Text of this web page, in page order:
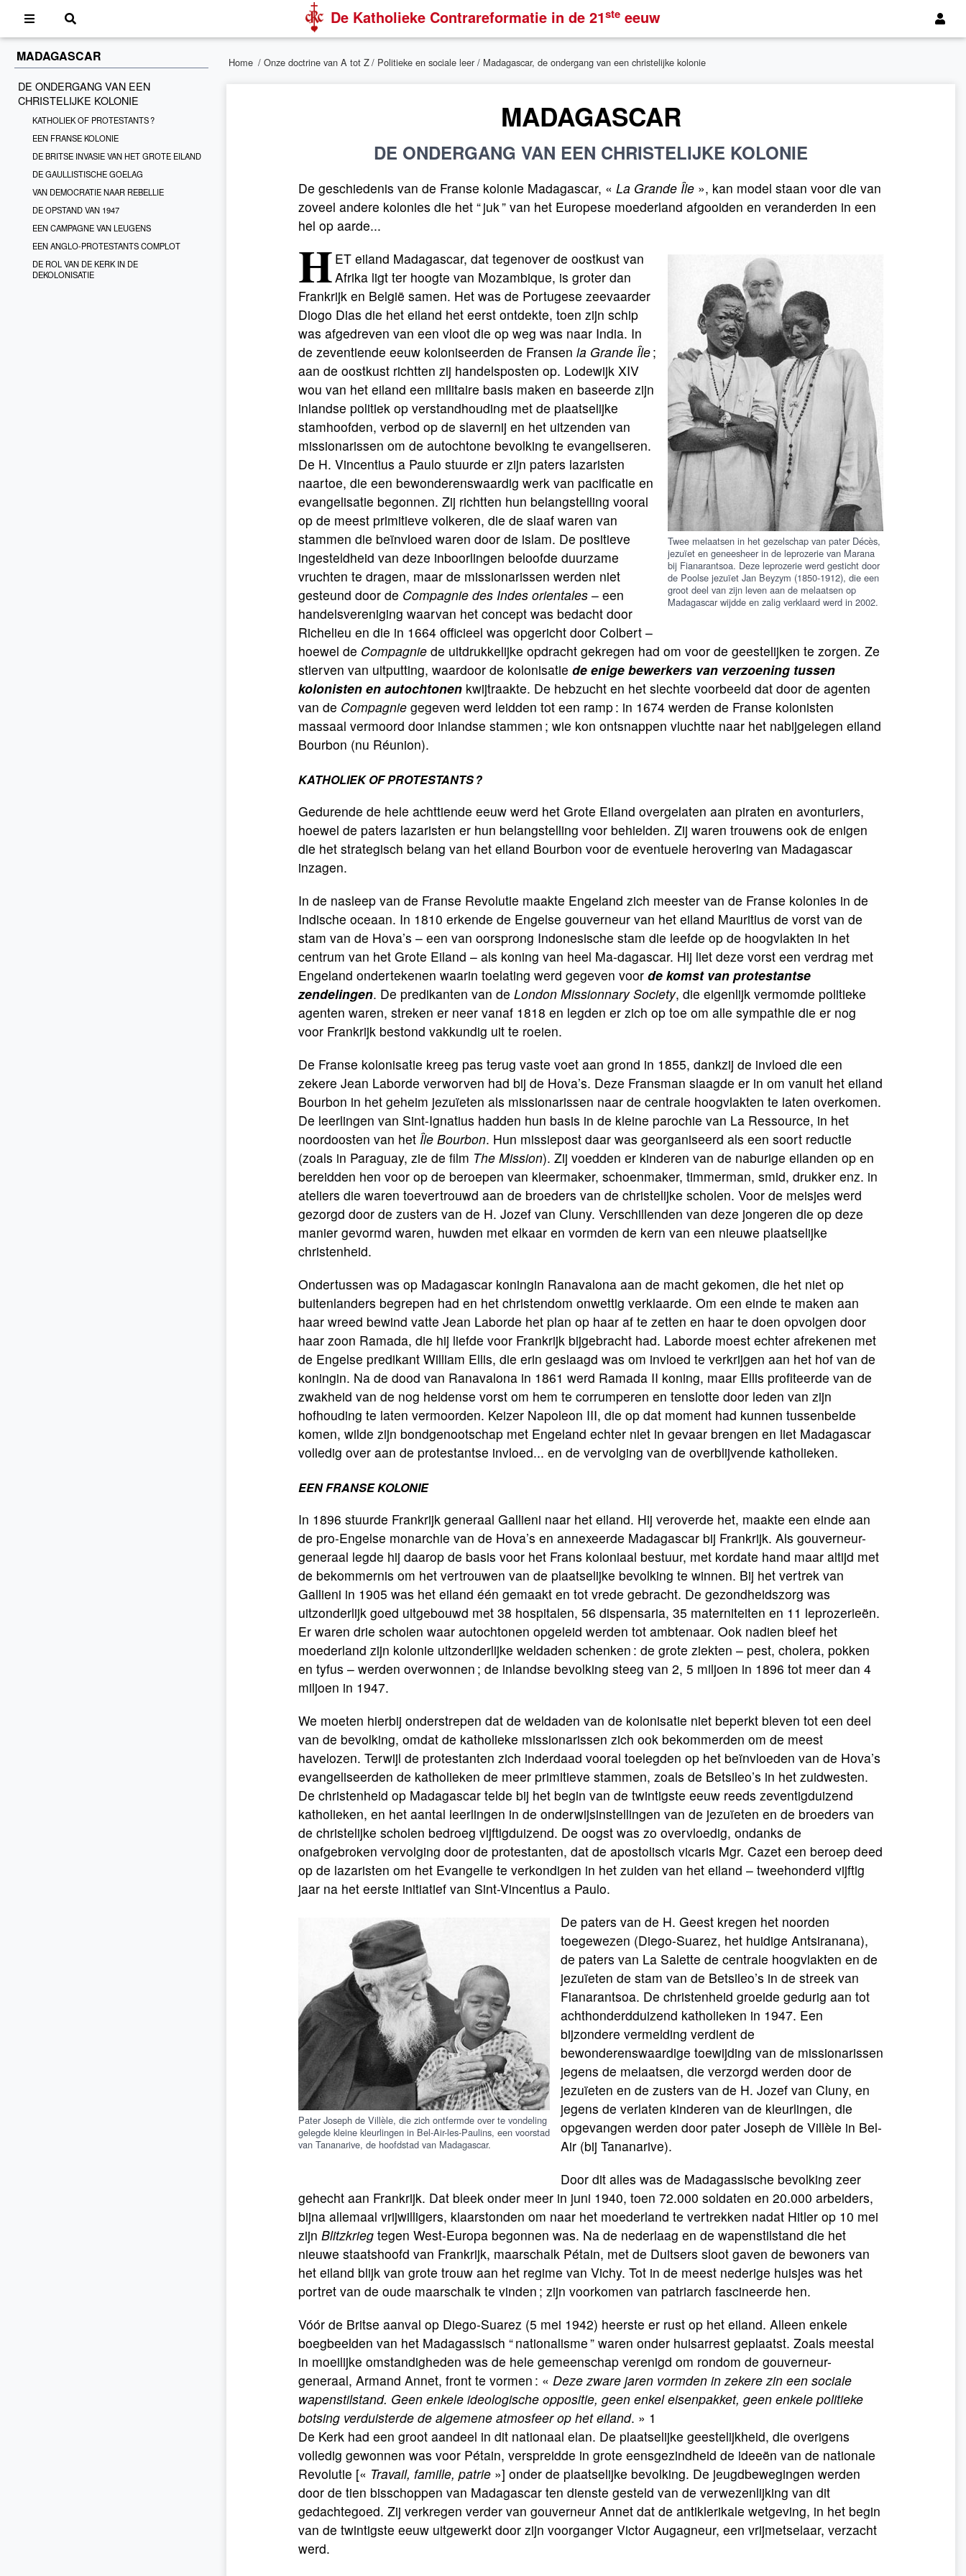
De Katholieke Contrareformatie in de 21ste eeuw
MADAGASCAR
DE ONDERGANG VAN EEN
CHRISTELIJKE KOLONIE
KATHOLIEK OF PROTESTANTS ?
EEN FRANSE KOLONIE
DE BRITSE INVASIE VAN HET GROTE EILAND
DE GAULLISTISCHE GOELAG
VAN DEMOCRATIE NAAR REBELLIE
DE OPSTAND VAN 1947
EEN CAMPAGNE VAN LEUGENS
EEN ANGLO-PROTESTANTS COMPLOT
DE ROL VAN DE KERK IN DE
DEKOLONISATIE
Home / Onze doctrine van A tot Z/ Politieke en sociale leer / Madagascar, de ondergang van een christelijke kolonie
MADAGASCAR
DE ONDERGANG VAN EEN CHRISTELIJKE KOLONIE
De geschiedenis van de Franse kolonie Madagascar, « La Grande Île », kan model staan voor die van
zoveel andere kolonies die het “ juk ” van het Europese moederland afgooiden en veranderden in een
hel op aarde...
Twee melaatsen in het gezelschap van pater Décès,
jezuïet en geneesheer in de leprozerie van Marana
bij Fianarantsoa. Deze leprozerie werd gesticht door
de Poolse jezuïet Jan Beyzym (1850-1912), die een
groot deel van zijn leven aan de melaatsen op
Madagascar wijdde en zalig verklaard werd in 2002.
H ET eiland Madagascar, dat tegenover de oostkust van
Afrika ligt ter hoogte van Mozambique, is groter dan
Frankrijk en België samen. Het was de Portugese zeevaarder
Diogo Dias die het eiland het eerst ontdekte, toen zijn schip
was afgedreven van een vloot die op weg was naar India. In
de zeventiende eeuw koloniseerden de Fransen la Grande Île;
aan de oostkust richtten zij handelsposten op. Lodewijk XIV
wou van het eiland een militaire basis maken en baseerde zijn
inlandse politiek op verstandhouding met de plaatselijke
stamhoofden, verbod op de slavernij en het uitzenden van
missionarissen om de autochtone bevolking te evangeliseren.
De H. Vin­centius a Paulo stuurde er zijn paters lazaristen
naartoe, die een bewonderenswaardig werk van pacificatie en
evangelisatie begonnen. Zij richtten hun belangstelling vooral
op de meest primitieve volkeren, die de slaaf waren van
stammen die beïnvloed waren door de islam. De positieve
ingesteldheid van deze inboorlingen beloofde duurzame
vruchten te dragen, maar de missionarissen werden niet
gesteund door de Com­pagnie des Indes orien­tales – een
handelsvereniging waarvan het con­cept was bedacht door
Richelieu en die in 1664 officieel was opgericht door Colbert –
hoewel de Compagnie de uitdrukkelijke opdracht gekregen had om voor de geestelijken te zorgen. Ze
stierven van uitputting, waardoor de kolonisatie de enige bewerkers van verzoening tussen
kolonisten en autochtonen kwijtraakte. De hebzucht en het slechte voorbeeld dat door de agenten
van de Compagnie gegeven werd leidden tot een ramp : in 1674 werden de Franse kolonisten
massaal vermoord door inlandse stammen ; wie kon ontsnappen vluchtte naar het nabijgelegen eiland
Bourbon (nu Réunion).
KATHOLIEK OF PROTESTANTS ?
Gedurende de hele achttiende eeuw werd het Grote Eiland overgelaten aan piraten en avonturiers,
hoewel de paters lazaristen er hun belangstelling voor behielden. Zij waren trouwens ook de enigen
die het strategisch belang van het eiland Bourbon voor de eventuele herovering van Madagascar
inzagen.
In de nasleep van de Franse Revolutie maakte Engeland zich meester van de Franse kolonies in de
Indische oceaan. In 1810 erkende de Engelse gouverneur van het eiland Mauritius de vorst van de
stam van de Hova’s – een van oorsprong Indone­sische stam die leefde op de hoogvlakten in het
centrum van het Grote Eiland – als koning van heel Ma­­-da­gascar. Hij liet deze vorst een verdrag met
Engeland ondertekenen waarin toelating werd gegeven voor de komst van protestantse
zendelingen. De pre­dikanten van de London Missionnary Society, die eigenlijk vermomde politieke
agenten waren, streken er neer vanaf 1818 en legden er zich op toe om alle sympathie die er nog
voor Frankrijk bestond vak­kundig uit te roeien.
De Franse kolonisatie kreeg pas terug vaste voet aan grond in 1855, dankzij de invloed die een
zekere Jean Laborde verworven had bij de Hova’s. Deze Fransman slaagde er in om vanuit het eiland
Bourbon in het geheim jezuïeten als missionarissen naar de cen­trale hoogvlakten te laten overkomen.
De leerlingen van Sint-Ignatius hadden hun basis in de kleine parochie van La Ressource, in het
noordoosten van het Île Bourbon. Hun missiepost daar was georganiseerd als een soort reductie
(zoals in Paraguay, zie de film The Mission). Zij voedden er kinderen van de naburige eilanden op en
bereidden hen voor op de beroepen van kleermaker, schoenmaker, timmerman, smid, drukker enz. in
ateliers die waren toevertrouwd aan de broeders van de christelijke scholen. Voor de meisjes werd
gezorgd door de zusters van de H. Jozef van Cluny. Verschillenden van deze jongeren die op deze
manier gevormd waren, huwden met elkaar en vormden de kern van een nieuwe plaatselijke
christenheid.
Ondertussen was op Madagascar koningin Ran­ava­lona aan de macht gekomen, die het niet op
buitenlanders begrepen had en het christendom onwettig verklaarde. Om een einde te maken aan
haar wreed bewind vatte Jean Laborde het plan op haar af te zetten en haar te doen opvolgen door
haar zoon Ramada, die hij liefde voor Frankrijk bijgebracht had. Laborde moest echter afrekenen met
de Engelse predikant William Ellis, die erin geslaagd was om invloed te verkrijgen aan het hof van de
koningin. Na de dood van Ranavalona in 1861 werd Ramada II koning, maar Ellis profiteerde van de
zwakheid van de nog heidense vorst om hem te corrumperen en tenslotte door leden van zijn
hofhouding te laten vermoorden. Keizer Napoleon III, die op dat moment had kunnen tussenbeide
komen, wilde zijn bondgenootschap met Engeland echter niet in gevaar brengen en liet Madagascar
volledig over aan de protestantse invloed... en de vervolging van de overblijvende katholieken.
EEN FRANSE KOLONIE
In 1896 stuurde Frankrijk generaal Gallieni naar het eiland. Hij veroverde het, maakte een einde aan
de pro-Engelse monarchie van de Hova’s en annexeerde Madagascar bij Frankrijk. Als gouverneur-
generaal legde hij daarop de basis voor het Frans koloniaal bestuur, met kordate hand maar altijd met
de bekommernis om het vertrouwen van de plaatselijke bevolking te winnen. Bij het vertrek van
Gallieni in 1905 was het eiland één gemaakt en tot vrede gebracht. De gezondheidszorg was
uitzonderlijk goed uitgebouwd met 38 hospitalen, 56 dispensaria, 35 materniteiten en 11 leprozerieën.
Er waren drie scholen waar autochtonen opgeleid werden tot ambtenaar. Ook nadien bleef het
moederland zijn kolonie uitzonderlijke weldaden schenken : de grote ziekten – pest, cholera, pokken
en tyfus – werden overwonnen ; de inlandse bevolking steeg van 2, 5 miljoen in 1896 tot meer dan 4
miljoen in 1947.
We moeten hierbij onderstrepen dat de weldaden van de kolonisatie niet beperkt bleven tot een deel
van de bevolking, omdat de katholieke missionarissen zich ook bekommerden om de meest
havelozen. Terwijl de protestanten zich inderdaad vooral toelegden op het beïnvloeden van de Hova’s
evangeliseerden de katholieken de meer primitieve stammen, zoals de Betsileo’s in het zuidwesten.
De christenheid op Madagascar telde bij het begin van de twintigste eeuw reeds zeventigduizend
katholieken, en het aantal leerlingen in de onderwijsinstellingen van de jezuïeten en de broeders van
de christelijke scholen bedroeg vijftigduizend. De oogst was zo overvloedig, ondanks de
onafgebroken vervolging door de protestanten, dat de apostolisch vicaris Mgr. Cazet een beroep deed
op de lazaristen om het Evangelie te verkondigen in het zuiden van het eiland – tweehonderd vijftig
jaar na het eerste initiatief van Sint-Vincentius a Paulo.
Pater Joseph de Villèle, die zich ontfermde over te vondeling
gelegde kleine kleurlingen in Bel-Air-les-Paulins, een voorstad
van Tananarive, de hoofdstad van Madagascar.
De paters van de H. Geest kregen het noorden
toegewezen (Diego-Suarez, het huidige Antsiranana),
de paters van La Salette de centrale hoogvlakten en de
jezuïeten de stam van de Betsileo’s in de streek van
Fianarantsoa. De christenheid groeide gedurig aan tot
achthonderdduizend katholieken in 1947. Een
bijzondere vermelding verdient de
bewonderenswaardige toewijding van de missionarissen
jegens de melaatsen, die verzorgd werden door de
jezuïeten en de zusters van de H. Jozef van Cluny, en
jegens de verlaten kinderen van de kleurlingen, die
opgevangen werden door pater Joseph de Villèle in Bel-
Air (bij Tananarive).
Door dit alles was de Madagassische bevolking zeer
gehecht aan Frankrijk. Dat bleek onder meer in juni 1940, toen 72.000 soldaten en 20.000 arbeiders,
bijna allemaal vrijwilligers, klaarstonden om naar het moederland te vertrekken nadat Hitler op 10 mei
zijn Blitzkrieg tegen West-Europa begonnen was. Na de nederlaag en de wapenstilstand die het
nieuwe staatshoofd van Frankrijk, maarschalk Pétain, met de Duitsers sloot gaven de bewoners van
het eiland blijk van grote trouw aan het regime van Vichy. Tot in de meest nederige huisjes was het
portret van de oude maarschalk te vinden ; zijn voorkomen van patriarch fascineerde hen.
Vóór de Britse aanval op Diego-Suarez (5 mei 1942) heerste er rust op het eiland. Alleen enkele
boegbeelden van het Madagassisch “ nationalisme ” waren onder huisarrest geplaatst. Zoals meestal
in moeilijke omstandigheden was de hele gemeenschap verenigd om rondom de gouverneur-
generaal, Armand Annet, front te vormen : « Deze zware jaren vormden in zekere zin een sociale
wapenstilstand. Geen enkele ideologische oppositie, geen enkel eisenpakket, geen enkele politieke
botsing verduisterde de algemene atmosfeer op het eiland. » 1
De Kerk had een groot aandeel in dit nationaal elan. De plaatselijke geestelijkheid, die overigens
volledig gewonnen was voor Pétain, verspreidde in grote eensgezindheid de ideeën van de nationale
Revolutie [« Travail, famille, patrie »] onder de plaatselijke bevolking. De jeugdbewegingen werden
door de tien bisschoppen van Madagascar ten dienste gesteld van de verwezenlijking van dit
gedachtegoed. Zij verkregen verder van gouverneur Annet dat de antiklerikale wetgeving, in het begin
van de twintigste eeuw uitgewerkt door zijn voorganger Victor Augagneur, een vrijmetselaar, verzacht
werd.